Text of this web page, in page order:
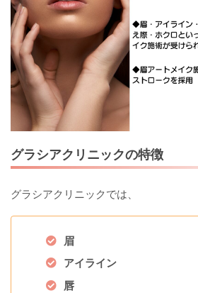
グラシアクリニックの特徴
グラシアクリニックでは、
眉
アイライン
唇